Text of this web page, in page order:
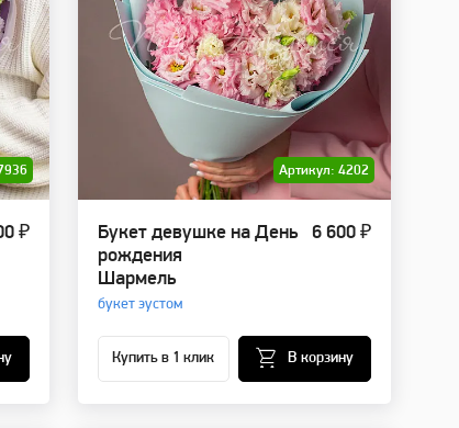
₽
Артикул: 4202
Букет девушке на День
рождения
Шармель
букет эустом
6 600 ₽
Купить в 1 клик В корзину